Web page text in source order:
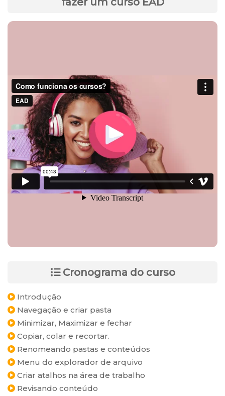
Cronograma do curso
Introdução
Navegação e criar pasta
Minimizar, Maximizar e fechar
Copiar, colar e recortar.
Renomeando pastas e conteúdos
Menu do explorador de arquivo
Criar atalhos na área de trabalho
Revisando conteúdo